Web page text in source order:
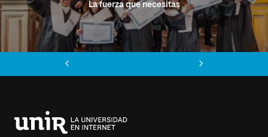
La fuerza que necesitas